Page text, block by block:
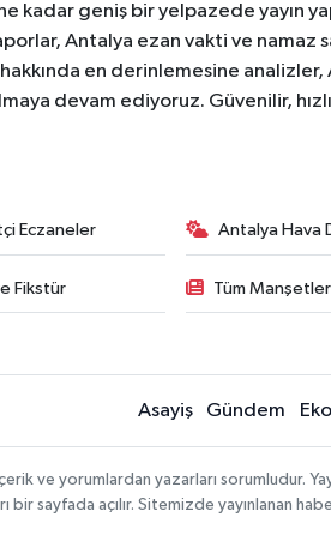
kadar geniş bir yelpazede yayın
Antalya ezan vakti ve namaz
en derinlemesine
devam ediyoruz. Güvenilir,
Eczaneler Antalya Hava
Fikstür Tüm Manşetler
Asayiş Gündem
ve yorumlardan yazarları sorumludur.
bir sayfada açılır. Sitemizde yayınlanan